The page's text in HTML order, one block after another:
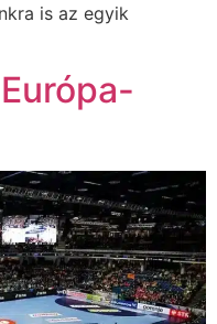
is az egyik